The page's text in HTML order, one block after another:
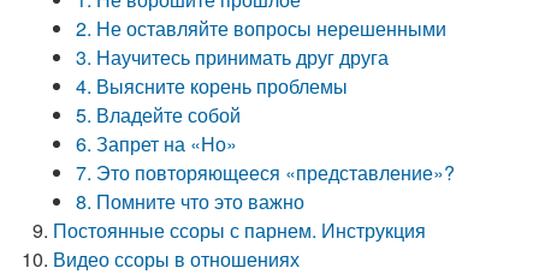
2. Не оставляйте вопросы нерешенными
3. Научитесь принимать друг друга
4. Выясните корень проблемы
5. Владейте собой
6. Запрет на «Но»
7. Это повторяющееся «представление»?
8. Помните что это важно
Постоянные ссоры с парнем. Инструкция
Видео ссоры в отношениях